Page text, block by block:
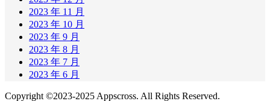
2023 年 11 月
2023 年 10 月
2023 年 9 月
2023 年 8 月
2023 年 7 月
2023 年 6 月
Copyright ©2023-2025 Appscross. All Rights Reserved.